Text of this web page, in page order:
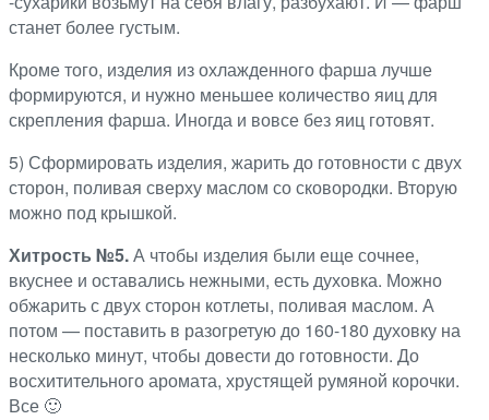
станет более густым.
Кроме того, изделия из охлажденного фарша лучше
формируются, и нужно меньшее количество яиц для
скрепления фарша. Иногда и вовсе без яиц готовят.
5) Сформировать изделия, жарить до готовности с двух
сторон, поливая сверху маслом со сковородки. Вторую
можно под крышкой.
Хитрость №5.А чтобы изделия были еще сочнее,
вкуснее и оставались нежными, есть духовка. Можно
обжарить с двух сторон котлеты, поливая маслом. А
потом — поставить в разогретую до 160-180 духовку на
несколько минут, чтобы довести до готовности. До
восхитительного аромата, хрустящей румяной корочки.
Все 🙂